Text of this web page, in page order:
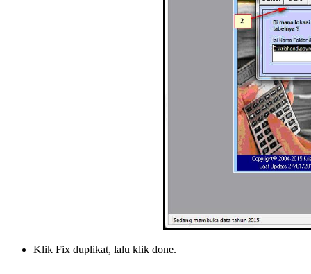
Klik Fix duplikat, lalu klik done.